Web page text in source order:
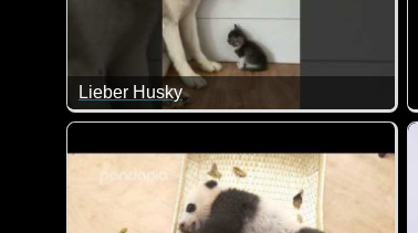
Lieber Husky
Wenn die beiden nicht super lieb sind.